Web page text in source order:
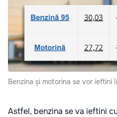
Benzina și motorina se vor ieftini
Astfel, benzina se va ieftini